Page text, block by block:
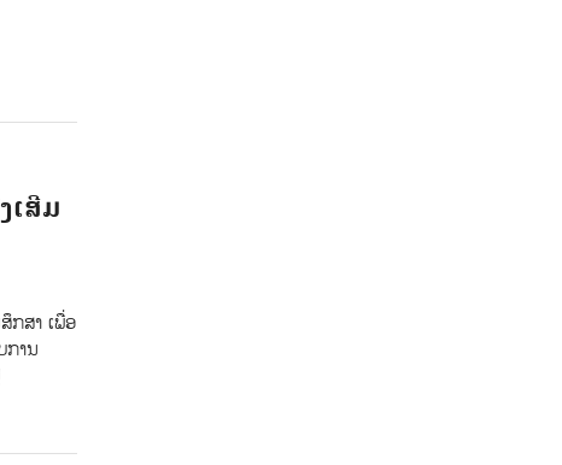
ເສີມ
ກສາ ເພື່ອ
ການ